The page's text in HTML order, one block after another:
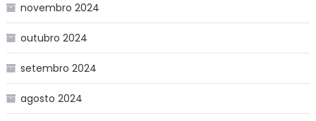
novembro 2024
outubro 2024
setembro 2024
agosto 2024